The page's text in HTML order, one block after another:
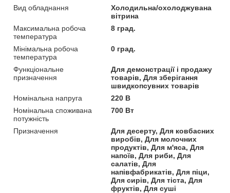
Вид обладнання
Холодильна/охолоджувана
вітрина
Максимальна робоча
температура
8 град.
Мінімальна робоча
температура
0 град.
Функціональне
призначення
Для демонстрації і продажу
товарів, Для зберігання
швидкопсувних товарів
Номінальна напруга
220 В
Номінальна споживана
потужність
700 Вт
Призначення
Для десерту, Для ковбасних
виробів, Для молочних
продуктів, Для м'яса, Для
напоїв, Для риби, Для
салатів, Для
напівфабрикатів, Для піци,
Для сирів, Для тіста, Для
фруктів, Для суші